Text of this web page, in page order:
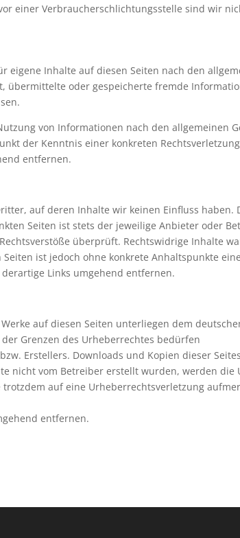
einer Verbraucherschlichtungsstelle sind wir
eigene Inhalte auf diesen Seiten nach den
oder gespeicherte fremde
von Informationen nach den allgemeinen
der Kenntnis einer konkreten
entfernen.
auf deren Inhalte wir keinen Einfluss
Seiten ist stets der jeweilige Anbieter oder
überprüft. Rechtswidrige Inhalte
ist jedoch ohne konkrete Anhaltspunkte
Links umgehend entfernen.
auf diesen Seiten unterliegen dem
Grenzen des Urheberrechtes bedürfen
Erstellers. Downloads und Kopien dieser
nicht vom Betreiber erstellt wurden, werden
auf eine Urheberrechtsverletzung
entfernen.